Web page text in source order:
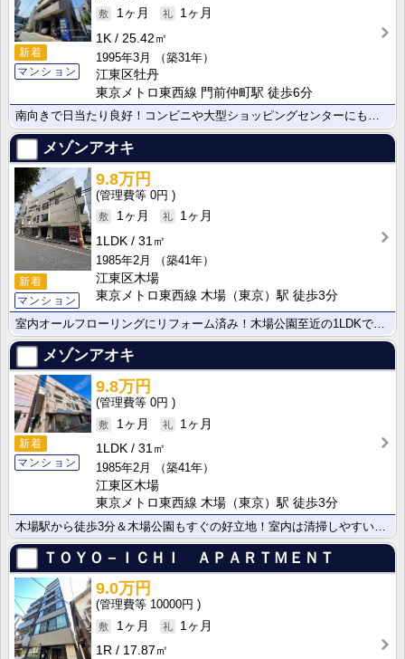
新着
マンション
1ヶ月
1ヶ月
1K
25.42㎡
1995年3月
（築31年）
江東区牡丹
東京メトロ東西線 門前仲町駅 徒歩6分
南向きで日当たり良好！コンビニや大型ショッピングセンターにも至近で住環境良好！少し広めのお部屋でレイ･･･
メゾンアオキ
新着
マンション
9.8万円
0円
1ヶ月
1ヶ月
1LDK
31㎡
1985年2月
（築41年）
江東区木場
東京メトロ東西線 木場（東京）駅 徒歩3分
メゾンアオキ
新着
マンション
9.8万円
0円
1ヶ月
1ヶ月
1LDK
31㎡
1985年2月
（築41年）
江東区木場
東京メトロ東西線 木場（東京）駅 徒歩3分
ＴＯＹＯ－ＩＣＨＩ ＡＰＡＲＴＭＥＮＴ
9.0万円
10000円
1ヶ月
1ヶ月
1R
17.87㎡